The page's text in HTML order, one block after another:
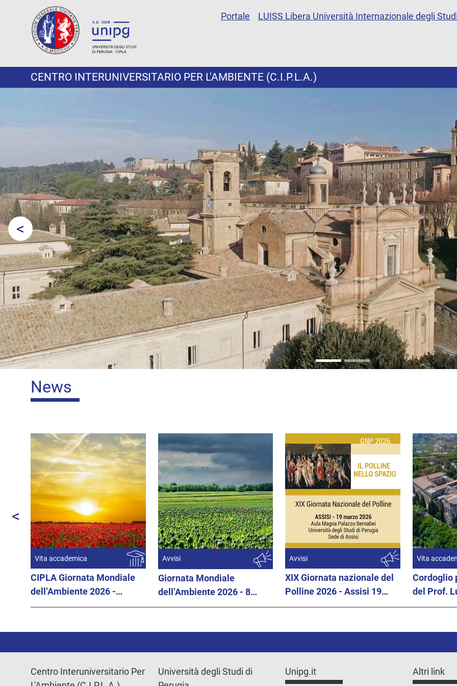
Portale LUISS Libera Università Internazionale degli
CENTRO INTERUNIVERSITARIO PER L'AMBIENTE (C.I.P.L.A.)
<Prec
Home
News
Vita accademica
CIPLA Giornata Mondiale
dell’Ambiente 2026 -
SINTESI DEL LAVORI
Avvisi
Giornata Mondiale
dell’Ambiente 2026 - 8
giugno 2026
Avvisi
XIX Giornata nazionale del
Polline 2026 - Assisi 19
marzo 2026
Vita
Cordoglio
del Prof.
<Prec
Centro Interuniversitario Per
Università degli Studi di
Unipg.it Altri link